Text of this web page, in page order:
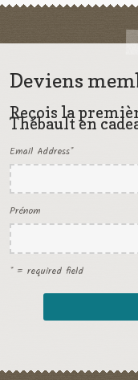
Deviens
Reçois la
Thébault en
Email Address*
Prénom
* = required field